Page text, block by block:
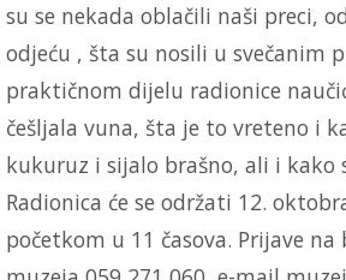
su se nekada oblačili naši preci,
odjeću , šta su nosili u svečanim
praktičnom dijelu radionice
češljala vuna, šta je to vreteno i
kukuruz i sijalo brašno, ali i kako
Radionica će se održati 12.
početkom u 11 časova. Prijave